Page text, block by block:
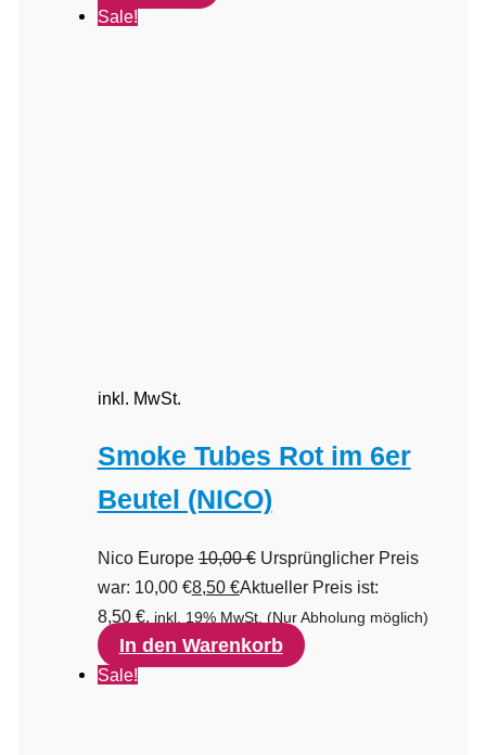
Sale!
inkl. MwSt.
Smoke Tubes Rot im 6er
Beutel (NICO)
Nico Europe10,00€ Ursprünglicher Preis
war: 10,00 €8,50 €Aktueller Preis ist:
8,50 €. inkl. 19% MwSt. (Nur Abholung möglich)
In den Warenkorb
Sale!